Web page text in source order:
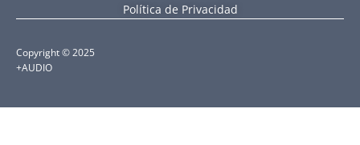
Política de Privacidad
Copyright © 2025
+AUDIO